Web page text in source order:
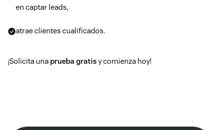
en captar leads,
atrae clientes cualificados.
¡Solicita una prueba gratisy comienza hoy!